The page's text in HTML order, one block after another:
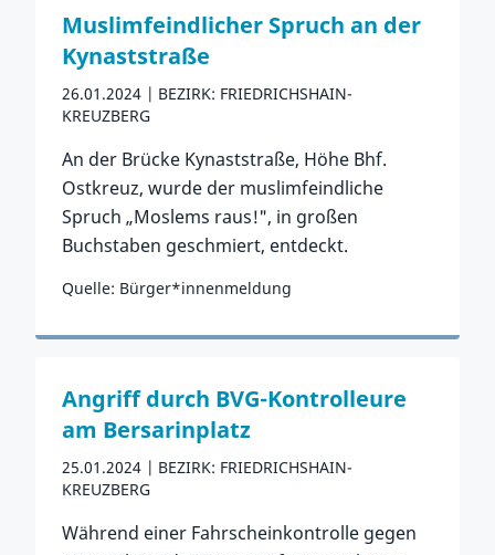
Muslimfeindlicher Spruch an der
Kynaststraße
26.01.2024
BEZIRK: FRIEDRICHSHAIN-
KREUZBERG
An der Brücke Kynaststraße, Höhe Bhf.
Ostkreuz, wurde der muslimfeindliche
Spruch „Moslems raus!", in großen
Buchstaben geschmiert, entdeckt.
Quelle: Bürger*innenmeldung
Zum Vorfall
Angriff durch BVG-Kontrolleure
am Bersarinplatz
25.01.2024
BEZIRK: FRIEDRICHSHAIN-
KREUZBERG
Während einer Fahrscheinkontrolle gegen